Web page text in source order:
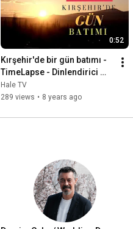
0:52
Kırşehir'de bir gün batımı -
TimeLapse - Dinlendirici
manzara
Hale TV
289 views • 8 years ago